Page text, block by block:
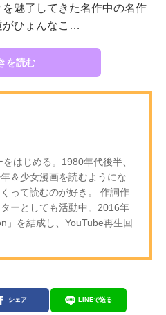
魅了してきた名作中の名作
ひょんなこ…
を読む
はじめる。1980年代後半、
＆少女漫画を読むようにな
って読むのが好き。 作詞作
ーとしても活動中。2016年
」を結成し、YouTube再生回
シェア LINEで送る